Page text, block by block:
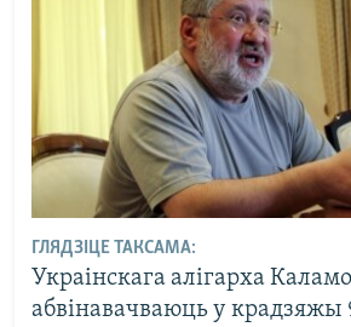
ГЛЯДЗІЦЕ ТАКСАМА:
Украінскага алігарха
абвінавачваюць у крадзяжы